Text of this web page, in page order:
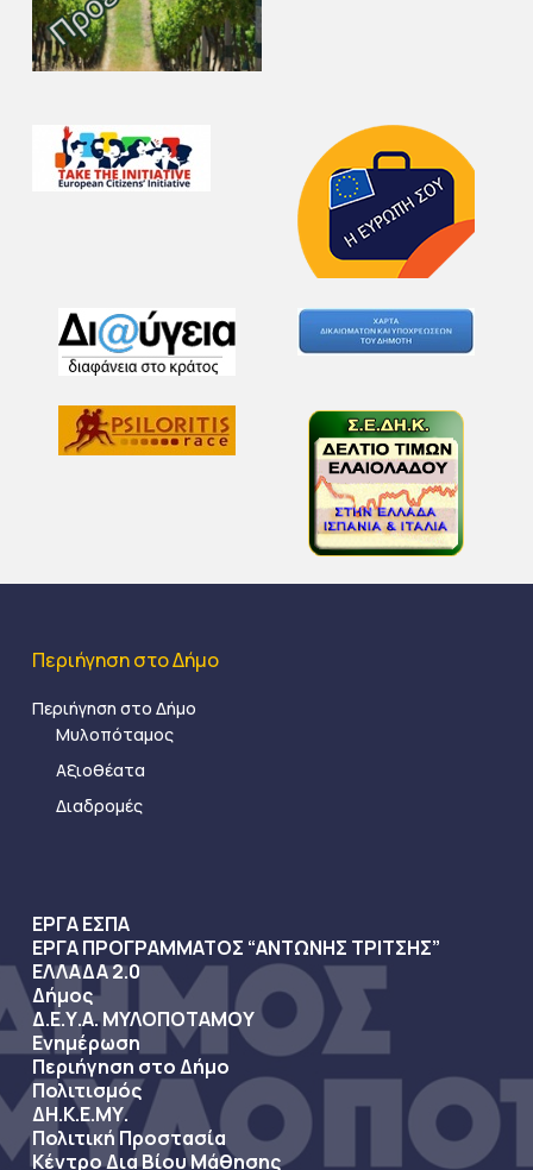
Περιήγηση στο Δήμο
Περιήγηση στο Δήμο
Μυλοπόταμος
Αξιοθέατα
Διαδρομές
ΕΡΓΑ ΕΣΠΑ
ΕΡΓΑ ΠΡΟΓΡΑΜΜΑΤΟΣ “ΑΝΤΩΝΗΣ ΤΡΙΤΣΗΣ”
ΕΛΛΑΔΑ 2.0
Δήμος
Δ.Ε.Υ.Α. ΜΥΛΟΠΟΤΑΜΟΥ
Ενημέρωση
Περιήγηση στο Δήμο
Πολιτισμός
ΔΗ.Κ.Ε.ΜΥ.
Πολιτική Προστασία
Κέντρο Δια Βίου Μάθησης